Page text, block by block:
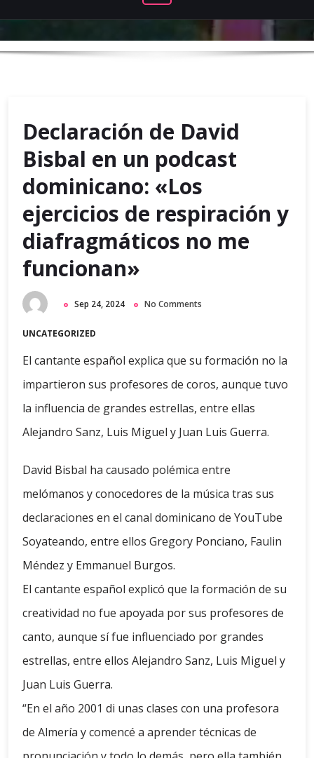
Declaración de David
Bisbal en un podcast
dominicano: «Los
ejercicios de respiración y
diafragmáticos no me
funcionan»
Sep 24, 2024 No Comments
UNCATEGORIZED
El cantante español explica que su formación no la
impartieron sus profesores de coros, aunque tuvo
la influencia de grandes estrellas, entre ellas
Alejandro Sanz, Luis Miguel y Juan Luis Guerra.
David Bisbal ha causado polémica entre
melómanos y conocedores de la música tras sus
declaraciones en el canal dominicano de YouTube
Soyateando, entre ellos Gregory Ponciano, Faulin
Méndez y Emmanuel Burgos.
El cantante español explicó que la formación de su
creatividad no fue apoyada por sus profesores de
canto, aunque sí fue influenciado por grandes
estrellas, entre ellos Alejandro Sanz, Luis Miguel y
Juan Luis Guerra.
“En el año 2001 di unas clases con una profesora
de Almería y comencé a aprender técnicas de